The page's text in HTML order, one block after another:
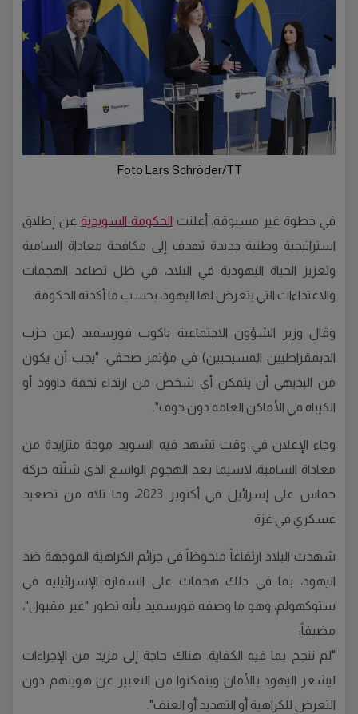
Foto Lars Schröder/TT
في خطوة غير مسبوقة، أعلنت الحكومة السويدية عن إطلاق
استراتيجية وطنية جديدة تهدف إلى مكافحة معاداة السامية
وتعزيز الحياة اليهودية في البلاد، في ظل تصاعد الهجمات
والاعتداءات التي يتعرض لها اليهود، بحسب ما أكدته الحكومة.
وقال وزير الشؤون الاجتماعية ياكوب فورسميد (عن حزب
الديمقراطيين المسيحيين) في مؤتمر صحفي: "يجب أن يكون
من البديهي أن يتمكن أي شخص من ارتداء نجمة داوود أو
الكيباه في الأماكن العامة دون خوف".
وجاء الإعلان في وقت تشهد فيه السويد موجة متزايدة من
معاداة السامية، لاسيما بعد الهجوم الواسع الذي شنّته حركة
حماس على إسرائيل في أكتوبر 2023، وما تلاه من تصعيد
عسكري في غزة.
شهدت البلاد ارتفاعاً ملحوظاً في جرائم الكراهية الموجهة ضد
اليهود، بما في ذلك هجمات على السفارة الإسرائيلية في
ستوكهولم، وهو ما وصفه فورسميد بأنه تطور "غير مقبول"،
مضيفاً:
"لم ننجح بما فيه الكفاية. هناك حاجة إلى مزيد من الإجراءات
ليشعر اليهود بالأمان ويتمكنوا من التعبير عن هويتهم دون
التعرض للكراهية أو التهديد أو العنف".